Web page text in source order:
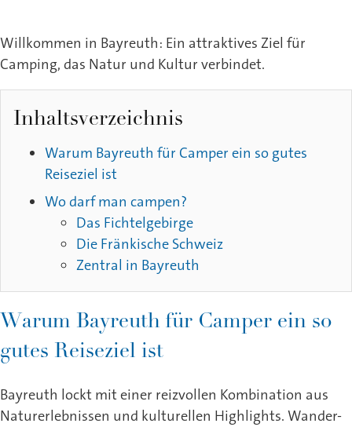
Willkommen in Bayreuth: Ein attraktives Ziel für
Camping, das Natur und Kultur verbindet.
Inhaltsverzeichnis
Warum Bayreuth für Camper ein so gutes
Reiseziel ist
Wo darf man campen?
Das Fichtelgebirge
Die Fränkische Schweiz
Zentral in Bayreuth
Warum Bayreuth für Camper ein so
gutes Reiseziel ist
Bayreuth lockt mit einer reizvollen Kombination aus
Naturerlebnissen und kulturellen Highlights. Wander-